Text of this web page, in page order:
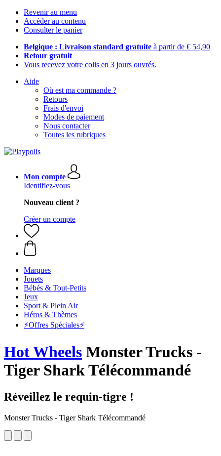
Revenir au menu
Accéder au contenu
Consulter le panier
Belgique : Livraison standard gratuite à partir de € 54,90
Retour gratuit
Vous recevez votre colis en 3 jours ouvrés.
Aide
Où est ma commande ?
Retours
Frais d'envoi
Modes de paiement
Nous contacter
Toutes les rubriques
Mon compte
Identifiez-vous
Nouveau client ?
Créer un compte
Marques
Jouets
Bébés & Tout-Petits
Jeux
Sport & Plein Air
Héros & Thèmes
⚡️Offres Spéciales⚡️
Hot Wheels Monster Trucks -
Tiger Shark Télécommandé
Réveillez le requin-tigre !
Monster Trucks - Tiger Shark Télécommandé